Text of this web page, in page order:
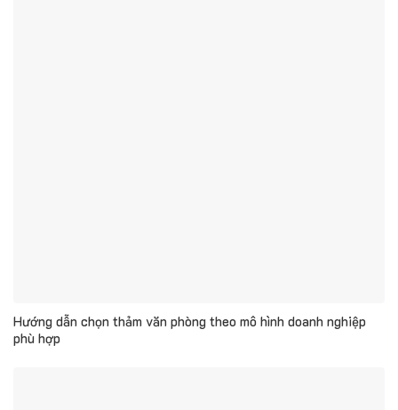
Hướng dẫn chọn thảm văn phòng theo mô hình doanh nghiệp
phù hợp